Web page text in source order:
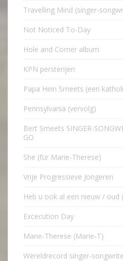
Travelling Mind (singer-
Not Noticed To-Day
Hole and Corner album
KPN persterijen
Papa Hein Smeets (een
Pennsylvania (vervolg)
Bert Smeets SINGER-
GO
She (für Marie-Therese)
Vrije Progressieve Jongeren
Heb u ook al een nieuw /
Excecution Day
Marie-Therese (Marie-T)
Wereldrecord singer-